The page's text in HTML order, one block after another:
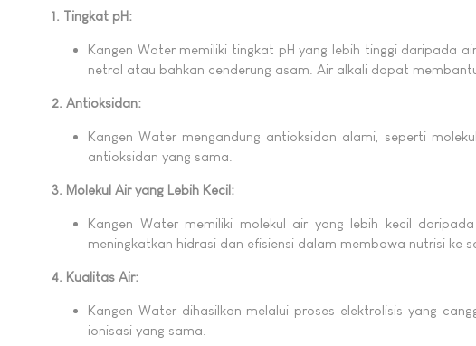
1. Tingkat pH:
Kangen Water memiliki tingkat pH yang lebih tinggi daripada
netral atau bahkan cenderung asam. Air alkali dapat
2. Antioksidan:
Kangen Water mengandung antioksidan alami, seperti
antioksidan yang sama.
3. Molekul Air yang Lebih Kecil:
Kangen Water memiliki molekul air yang lebih kecil
meningkatkan hidrasi dan efisiensi dalam membawa nutrisi ke
4. Kualitas Air:
Kangen Water dihasilkan melalui proses elektrolisis yang
ionisasi yang sama.